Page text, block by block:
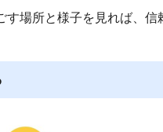
す場所と様子を見れば、信